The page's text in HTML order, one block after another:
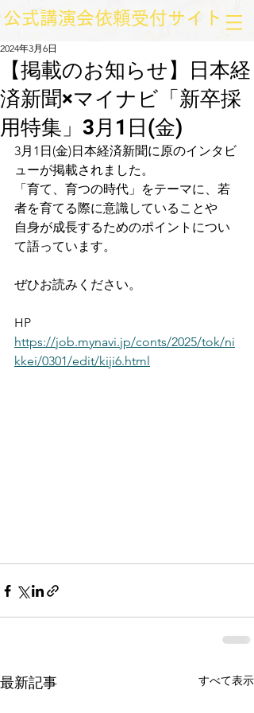
​公式講演会依頼受付サイト
【掲載のお知らせ】日本経
済新聞×マイナビ「新卒採
用特集」3月1日(金)
2024年3月6日
3月1日(金)日本経済新聞に原のインタビ
ューが掲載されました。
「育て、育つの時代」をテーマに、若
者を育てる際に意識していることや
自身が成長するためのポイントについ
て語っています。
ぜひお読みください。
HP
https://job.mynavi.jp/conts/2025/tok/ni
kkei/0301/edit/kiji6.html
最新記事 すべて表示